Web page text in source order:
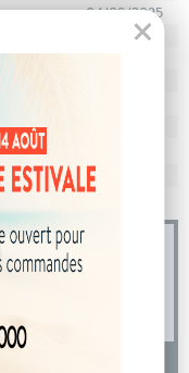
04/09/2025
10
1455 kg